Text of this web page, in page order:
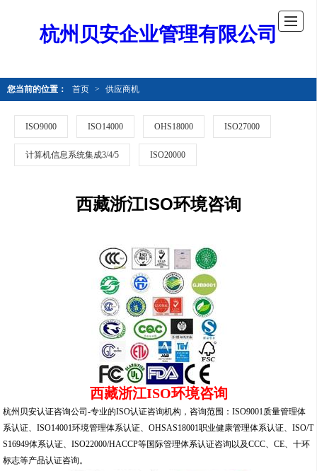
杭州贝安企业管理有限公司
您当前的位置： 首页 > 供应商机
ISO9000 ISO14000 OHS18000 ISO27000
计算机信息系统集成3/4/5 ISO20000
西藏浙江ISO环境咨询
西藏浙江ISO环境咨询
杭州贝安认证咨询公司-专业的ISO认证咨询机构，咨询范围：ISO9001质量管理体
系认证、ISO14001环境管理体系认证、OHSAS18001职业健康管理体系认证、ISO/T
S16949体系认证、ISO22000/HACCP等国际管理体系认证咨询以及CCC、CE、十环
标志等产品认证咨询。